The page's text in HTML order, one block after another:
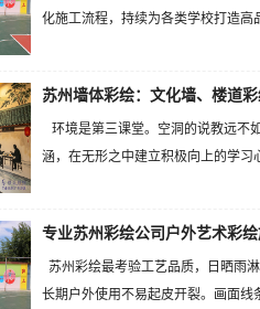
化施工流程，持续为各类学校打造高
苏州墙体彩绘：文化墙、楼道
环境是第三课堂。空洞的说教远不
涵，在无形之中建立积极向上的学习
专业苏州彩绘公司户外艺术彩
苏州彩绘最考验工艺品质，日晒雨
长期户外使用不易起皮开裂。画面线